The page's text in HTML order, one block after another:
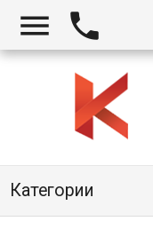
 
Категории